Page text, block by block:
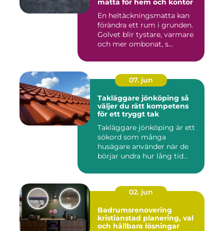
matta för hem och kontor
En heltäckningsmatta kan
förändra ett rum i grunden.
Golvet blir tystare, varmare
och mer ombonat, s...
07. jun
Takläggare jönköping så
väljer du rätt kompetens
för ett tryggt tak
Takläggare jönköping är ett
sökord som många
husägare använder när de
börjar undra hur lång tid
02. jun
Badrumsrenovering
kristianstad planering, val
och hållbara lösningar